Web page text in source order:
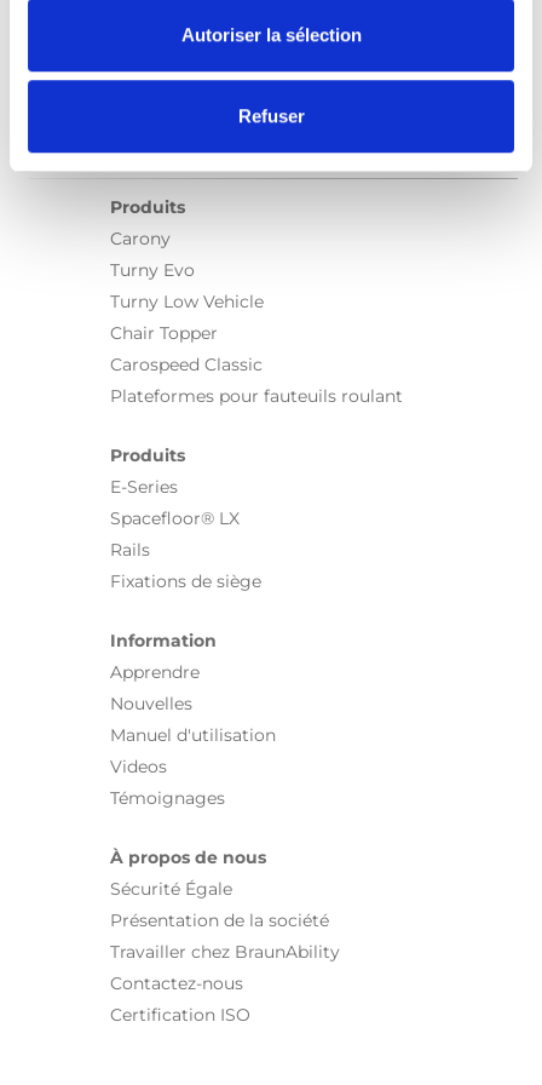
Autoriser la sélection
Refuser
Produits
Carony
Turny Evo
Turny Low Vehicle
Chair Topper
Carospeed Classic
Plateformes pour fauteuils roulant
Produits
E-Series
Spacefloor® LX
Rails
Fixations de siège
Information
Apprendre
Nouvelles
Manuel d'utilisation
Videos
Témoignages
À propos de nous
Sécurité Égale
Présentation de la société
Travailler chez BraunAbility
Contactez-nous
Certification ISO